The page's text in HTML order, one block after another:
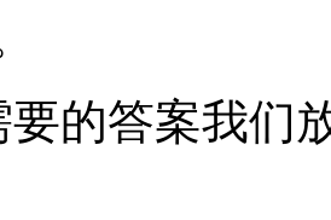
要的答案我们